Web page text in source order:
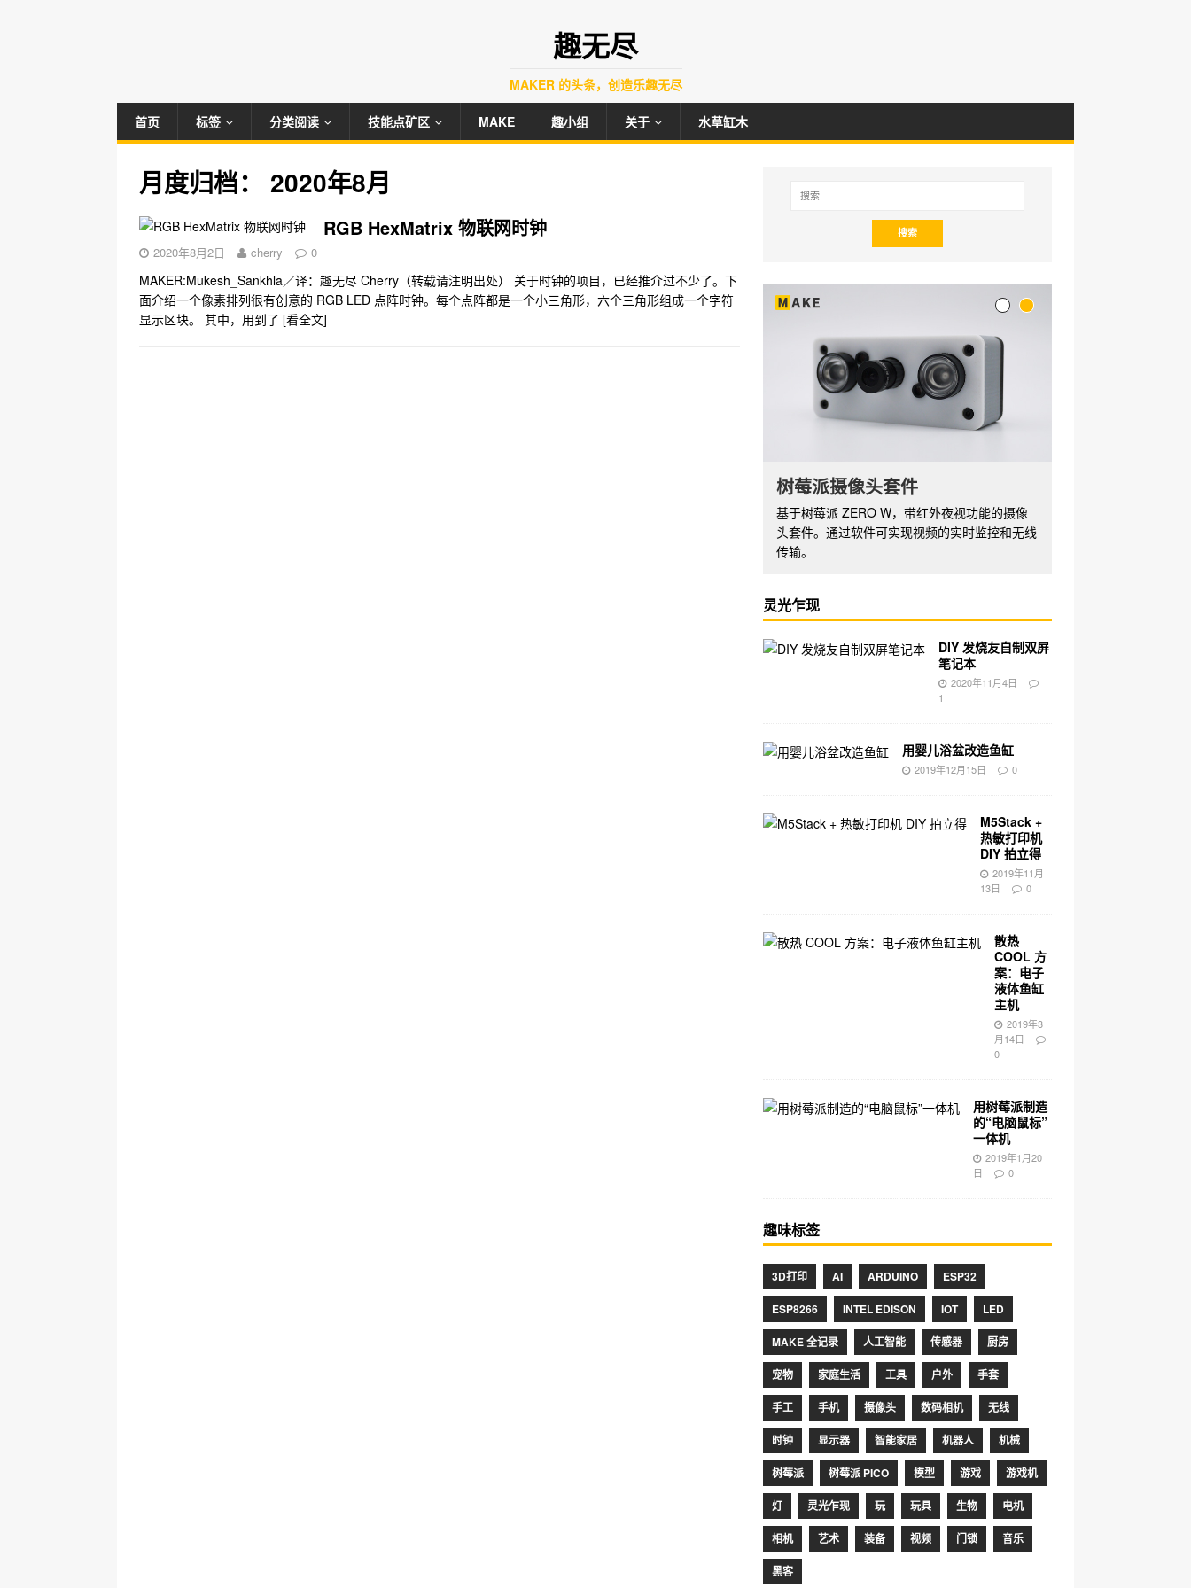
趣无尽
MAKER 的头条，创造乐趣无尽
首页 标签 分类阅读 技能点矿区 MAKE 趣小组 关于 水草缸木
月度归档： 2020年8月
RGB HexMatrix 物联网时钟
2020年8月2日 cherry 0
MAKER:Mukesh_Sankhla／译：趣无尽 Cherry（转载请注明出处） 关于时钟的项目，已经推介过不少了。下
面介绍一个像素排列很有创意的 RGB LED 点阵时钟。每个点阵都是一个小三角形，六个三角形组成一个字符
显示区块。 其中，用到了 [看全文]
树莓派摄像头套件
基于树莓派 ZERO W，带红外夜视功能的摄像
头套件。通过软件可实现视频的实时监控和无线
传输。
灵光乍现
DIY 发烧友自制双屏
笔记本
2020年11月4日
1
用婴儿浴盆改造鱼缸
2019年12月15日 0
M5Stack +
热敏打印机
DIY 拍立得
2019年11月
13日
0
散热
COOL 方
案：电子
液体鱼缸
主机
2019年3
月14日
0
用树莓派制造
的“电脑鼠标”
一体机
2019年1月20
日
0
趣味标签
3D打印 AI ARDUINO ESP32
ESP8266 INTEL EDISON IOT LED
MAKE 全记录 人工智能 传感器 厨房
宠物 家庭生活 工具 户外 手套
手工 手机 摄像头 数码相机 无线
时钟 显示器 智能家居 机器人 机械
树莓派 树莓派 PICO 模型 游戏 游戏机
灯 灵光乍现 玩 玩具 生物 电机
相机 艺术 装备 视频 门锁 音乐
黑客